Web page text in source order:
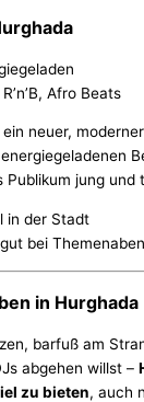
Afro Beats
neuer,
Publikum jung und
in der Stadt
bei
in Hurghada
barfuß am
abgehen willst –
zu bieten, auch